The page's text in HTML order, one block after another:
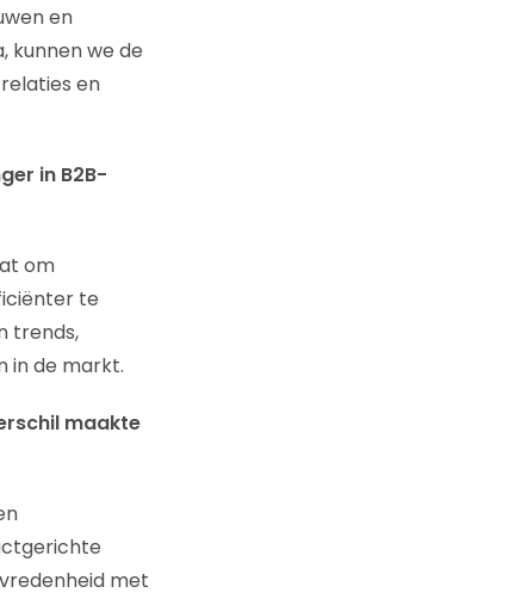
en
kunnen we de
en
in B2B-
om
te
trends,
in de markt.
maakte
met